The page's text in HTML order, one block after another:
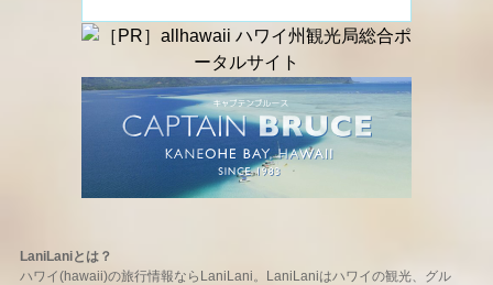
LaniLaniとは？
ハワイ(hawaii)の旅行情報ならLaniLani。LaniLaniはハワイの観光、グル